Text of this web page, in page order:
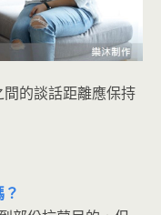
的談話距離應保持